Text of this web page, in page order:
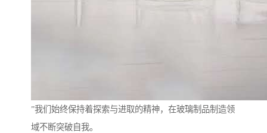
”我们始终保持着探索与进取的精神，在玻璃制品制造领
域不断突破自我。